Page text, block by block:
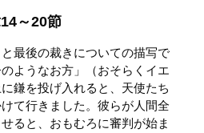
～20節
最後の裁きについての描写で
ようなお方」（おそらくイエ
鎌を投げ入れると、天使たち
て行きました。彼らが人間全
ると、おもむろに審判が始ま